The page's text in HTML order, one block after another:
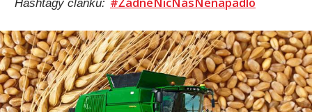
Hashtagy článku: